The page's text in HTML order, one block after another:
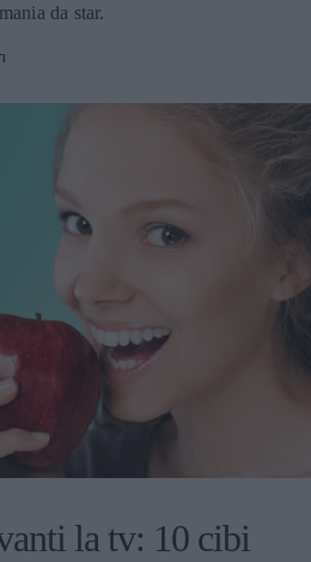
da star.
la tv: 10 cibi